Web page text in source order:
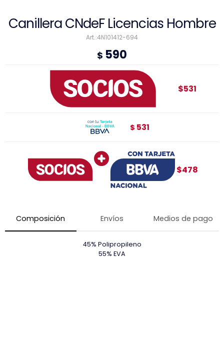
Canillera CNdeF Licencias Hombre
4N101412-694
$ 590
$478
$531
$ 531
Composición Envíos Medios de pago
45% Polipropileno
55% EVA